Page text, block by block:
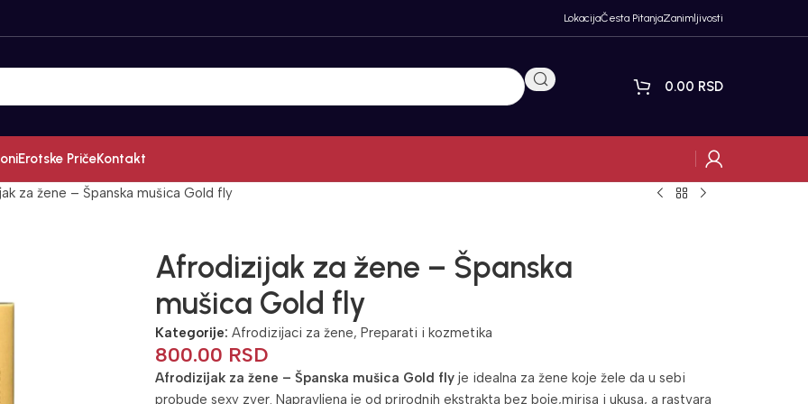
LokacijaČesta PitanjaZanimljivosti
0.00 RSD
Erotske PričeKontakt
za žene – Španska mušica Gold fly
Afrodizijak za žene – Španska
mušica Gold fly
Kategorije: Afrodizijaci za žene, Preparati i kozmetika
800.00 RSD
Afrodizijak za žene – Španska mušica Gold fly je idealna za žene koje žele da u sebi
probude sexy zver. Napravljena je od prirodnih ekstrakta bez boje,mirisa i ukusa, a rastvara